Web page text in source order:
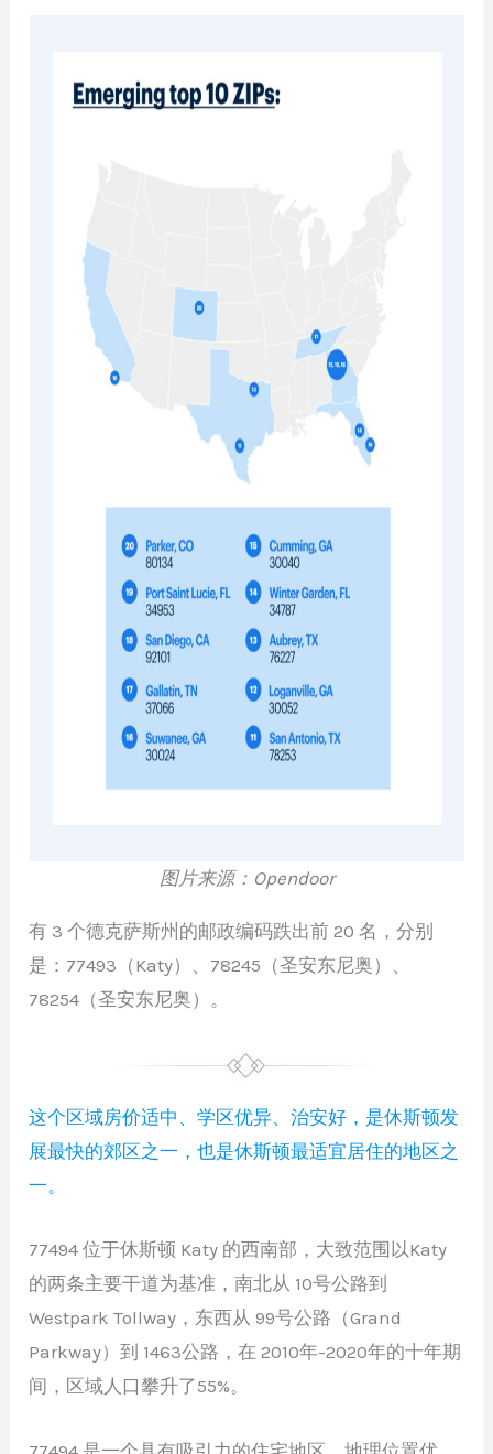
图片来源：Opendoor
有 3 个德克萨斯州的邮政编码跌出前 20 名，分别
是：77493（Katy）、78245（圣安东尼奥）、
78254（圣安东尼奥）。
这个区域房价适中、学区优异、治安好，是休斯顿发
展最快的郊区之一，也是休斯顿最适宜居住的地区之
一。
77494 位于休斯顿 Katy 的西南部，大致范围以Katy
的两条主要干道为基准，南北从 10号公路到
Westpark Tollway，东西从 99号公路（Grand
Parkway）到 1463公路，在 2010年-2020年的十年期
间，区域人口攀升了55%。